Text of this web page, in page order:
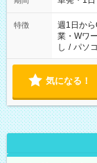
特徴 週1日から
業・Wワ
し / パソ
気になる！